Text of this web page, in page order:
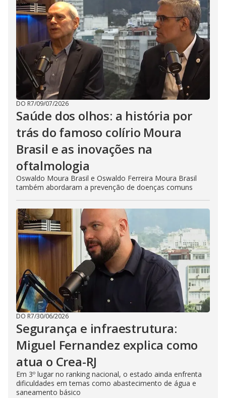
DO R7/09/07/2026
Saúde dos olhos: a história por
trás do famoso colírio Moura
Brasil e as inovações na
oftalmologia
Oswaldo Moura Brasil e Oswaldo Ferreira Moura Brasil
também abordaram a prevenção de doenças comuns
DO R7/30/06/2026
Segurança e infraestrutura:
Miguel Fernandez explica como
atua o Crea-RJ
Em 3º lugar no ranking nacional, o estado ainda enfrenta
dificuldades em temas como abastecimento de água e
saneamento básico